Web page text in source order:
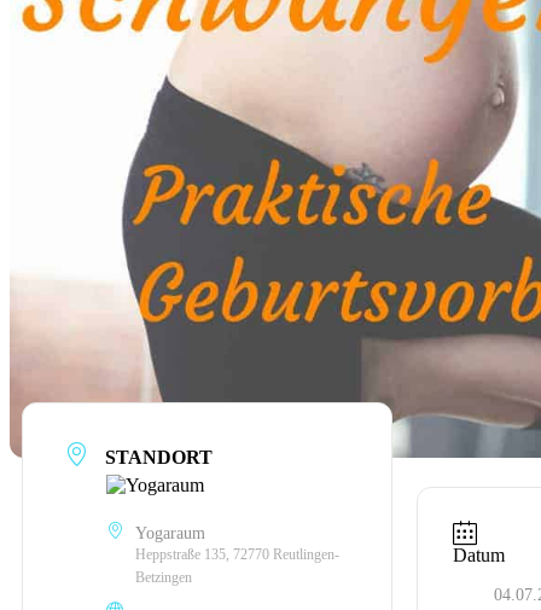
STANDORT
Yogaraum
Heppstraße 135, 72770 Reutlingen-
Betzingen
Datum